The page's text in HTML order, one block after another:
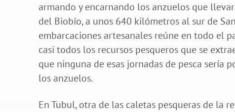
armando y encarnando los anzuelos que
del Biobío, a unos 640 kilómetros al sur de
embarcaciones artesanales reúne en todo el
casi todos los recursos pesqueros que se
que ninguna de esas jornadas de pesca sería
los anzuelos.
En Tubul, otra de las caletas pesqueras de la